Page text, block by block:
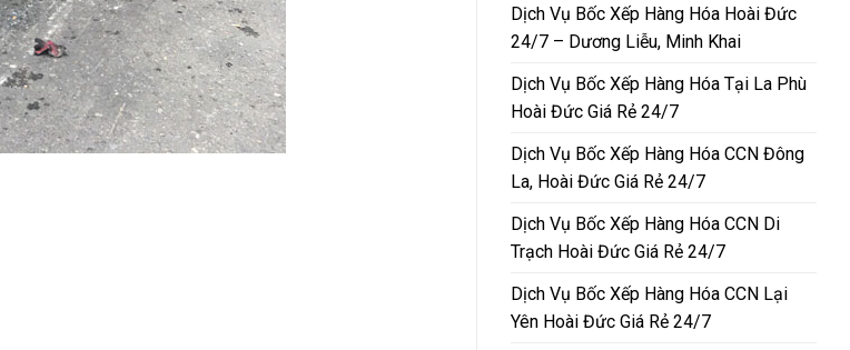
Dịch Vụ Bốc Xếp Hàng Hóa Hoài Đức
24/7 – Dương Liễu, Minh Khai
Dịch Vụ Bốc Xếp Hàng Hóa Tại La Phù
Hoài Đức Giá Rẻ 24/7
Dịch Vụ Bốc Xếp Hàng Hóa CCN Đông
La, Hoài Đức Giá Rẻ 24/7
Dịch Vụ Bốc Xếp Hàng Hóa CCN Di
Trạch Hoài Đức Giá Rẻ 24/7
Dịch Vụ Bốc Xếp Hàng Hóa CCN Lại
Yên Hoài Đức Giá Rẻ 24/7